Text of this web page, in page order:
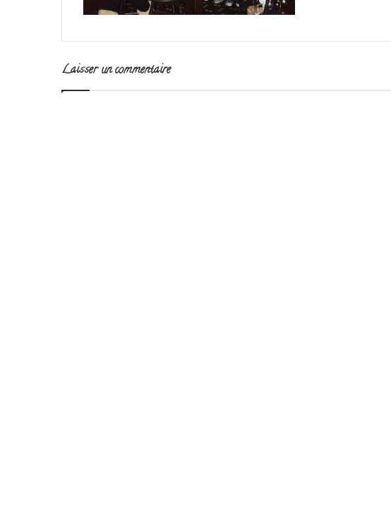
Laisser un commentaire